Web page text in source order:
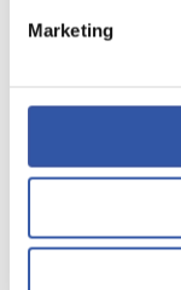
Marketing
jour